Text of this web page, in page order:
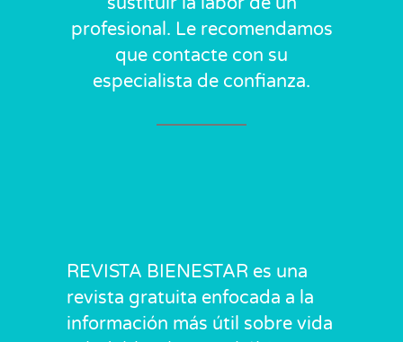
profesional. Le recomendamos
que contacte con su
especialista de confianza.
REVISTA BIENESTAR es una
revista gratuita enfocada a la
información más útil sobre vida